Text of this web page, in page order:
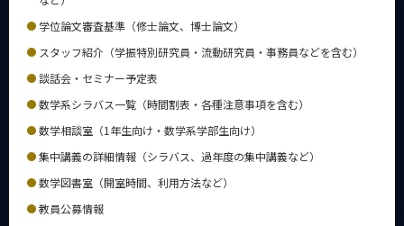
学位論文審査基準（修士論文、博士論文）
スタッフ紹介（学振特別研究員・流動研究員・事務員などを含む）
談話会・セミナー予定表
数学系シラバス一覧（時間割表・各種注意事項を含む）
数学相談室（1年生向け・数学系学部生向け）
集中講義の詳細情報（シラバス、過年度の集中講義など）
数学図書室（開室時間、利用方法など）
教員公募情報
CLOSE